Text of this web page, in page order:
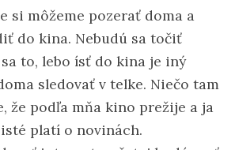
si môžeme pozerať doma a
do kina. Nebudú sa točiť
to, lebo ísť do kina je iný
sledovať v telke. Niečo tam
že podľa mňa kino prežije a ja
platí o novinách.